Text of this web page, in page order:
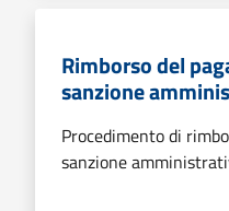
Rimborso del
sanzione
Procedimento di
sanzione